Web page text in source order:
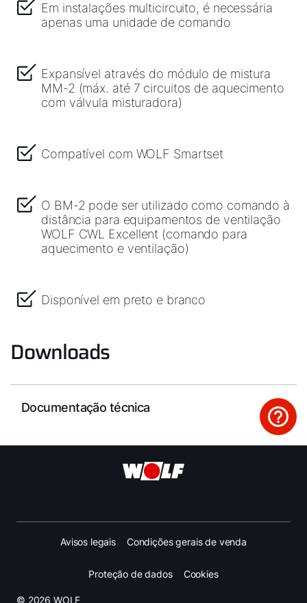
Em instalações multicircuito, é necessária
apenas uma unidade de comando
Expansível através do módulo de mistura
MM-2 (máx. até 7 circuitos de aquecimento
com válvula misturadora)
Compatível com WOLF Smartset
O BM-2 pode ser utilizado como comando à
distância para equipamentos de ventilação
WOLF CWL Excellent (comando para
aquecimento e ventilação)
Disponível em preto e branco
Downloads
Documentação técnica
© 2026 WOLF
Avisos legais Condições gerais de venda
Proteção de dados Cookies